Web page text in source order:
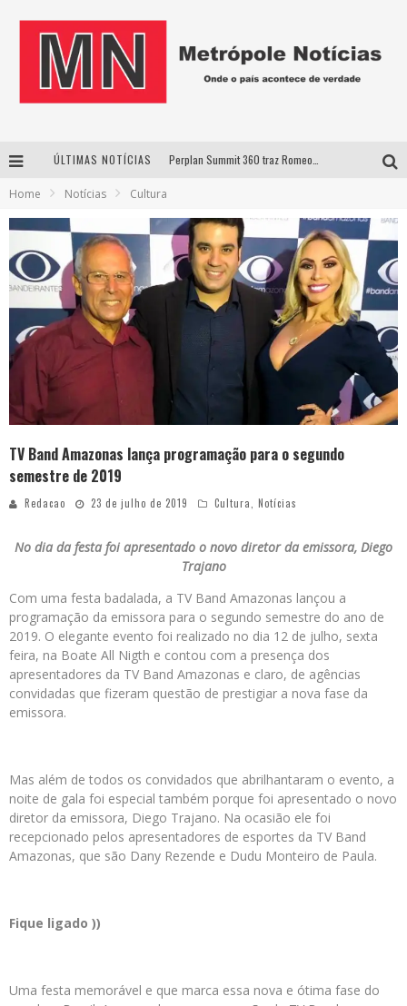
ÚLTIMAS NOTÍCIAS
Uberlândia recebe estreia nacional de espetáculo inspirado em episódio marcante da vida de Friedrich Nietzsche
Agosto Dourado: apoio, informação e acolhimento fortalecem o sucesso da amamentação
Home Notícias Cultura
TV Band Amazonas lança programação para o segundo
semestre de 2019
Redacao 23 de julho de 2019 Cultura, Notícias
No dia da festa foi apresentado o novo diretor da emissora, Diego
Trajano
Com uma festa badalada, a TV Band Amazonas lançou a
programação da emissora para o segundo semestre do ano de
2019. O elegante evento foi realizado no dia 12 de julho, sexta
feira, na Boate All Nigth e contou com a presença dos
apresentadores da TV Band Amazonas e claro, de agências
convidadas que fizeram questão de prestigiar a nova fase da
emissora.
Mas além de todos os convidados que abrilhantaram o evento, a
noite de gala foi especial também porque foi apresentado o novo
diretor da emissora, Diego Trajano. Na ocasião ele foi
recepcionado pelos apresentadores de esportes da TV Band
Amazonas, que são Dany Rezende e Dudu Monteiro de Paula.
Fique ligado ))
Uma festa memorável e que marca essa nova e ótima fase do